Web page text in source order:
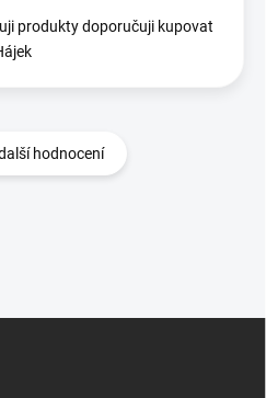
produkty doporučuji kupovat
hodnocení